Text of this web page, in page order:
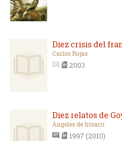
Diez crisis del
Carlos Rojas
2003
Diez relatos de
Ángeles de Irisarri
1997 (2010)